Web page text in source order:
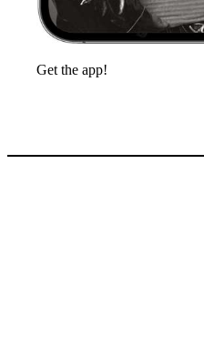
Get the app!